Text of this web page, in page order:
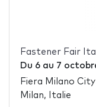
Fastener Fair
Du 6au 7
Fiera Milano City
Milan, Italie